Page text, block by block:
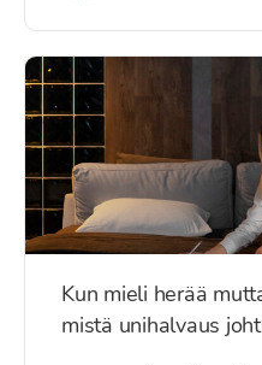
Kun mieli herää
mistä unihalvaus